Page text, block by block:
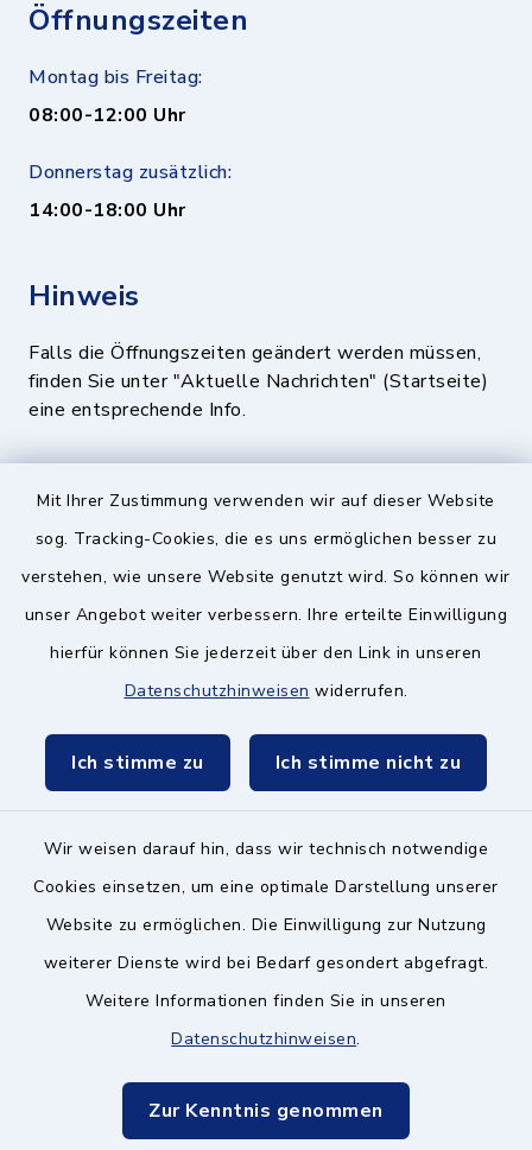
Mit Ihrer Zustimmung verwenden wir auf dieser Website
sog. Tracking-Cookies, die es uns ermöglichen besser zu
verstehen, wie unsere Website genutzt wird. So können wir
unser Angebot weiter verbessern. Ihre erteilte Einwilligung
hierfür können Sie jederzeit über den Link in unseren
Datenschutzhinweisen widerrufen.
Ich stimme zu Ich stimme nicht zu
Wir weisen darauf hin, dass wir technisch notwendige
Cookies einsetzen, um eine optimale Darstellung unserer
Website zu ermöglichen. Die Einwilligung zur Nutzung
weiterer Dienste wird bei Bedarf gesondert abgefragt.
Weitere Informationen finden Sie in unseren
Datenschutzhinweisen.
Zur Kenntnis genommen
Öffnungszeiten
Montag bis Freitag:
08:00-12:00 Uhr
Donnerstag zusätzlich:
14:00-18:00 Uhr
Hinweis
Falls die Öffnungszeiten geändert werden müssen,
finden Sie unter "Aktuelle Nachrichten" (Startseite)
eine entsprechende Info.
Quicklinks
BayernPortal
Landratsamt München
Zweckverband München Südost
Kontakt ins Rathaus
Datenschutz
Hinweisgeberschutz